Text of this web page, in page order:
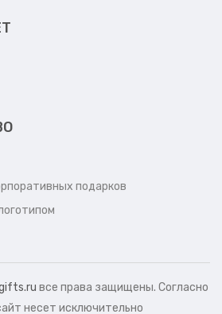
подарков
все права защищены. Согласно
несет исключительно